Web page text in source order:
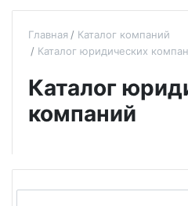
Главная
Каталог компаний
Каталог юридических
Каталог
компаний